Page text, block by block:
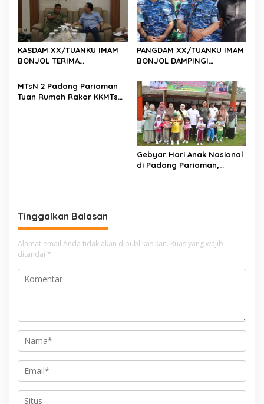
KASDAM XX/TUANKU IMAM
BONJOL TERIMA
ANGGOTA DPD RI H. IRMAN
GUSMAN, S.E., M.B.A., DI
PANGDAM XX/TUANKU IMAM
BONJOL DAMPINGI
AU KE-79 DI LANUD SUTAN
SJAHRIR
MTsN 2 Padang Pariaman
Tuan Rumah Rakor KKMTs
Gebyar Hari Anak Nasional
di Padang Pariaman,
Tinggalkan Balasan
Alamat email Anda tidak akan dipublikasikan. Ruas yang wajib
ditandai *